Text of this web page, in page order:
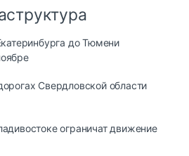
до Тюмени
Свердловской области
ограничат движение